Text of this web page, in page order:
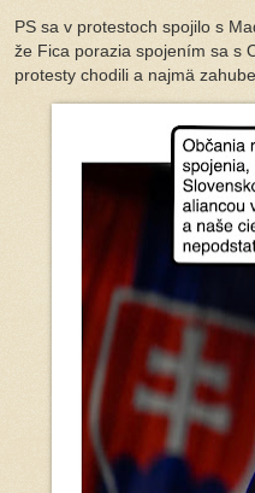
PS sa v protestoch spojilo s
že Fica porazia spojením sa s
protesty chodili a najmä